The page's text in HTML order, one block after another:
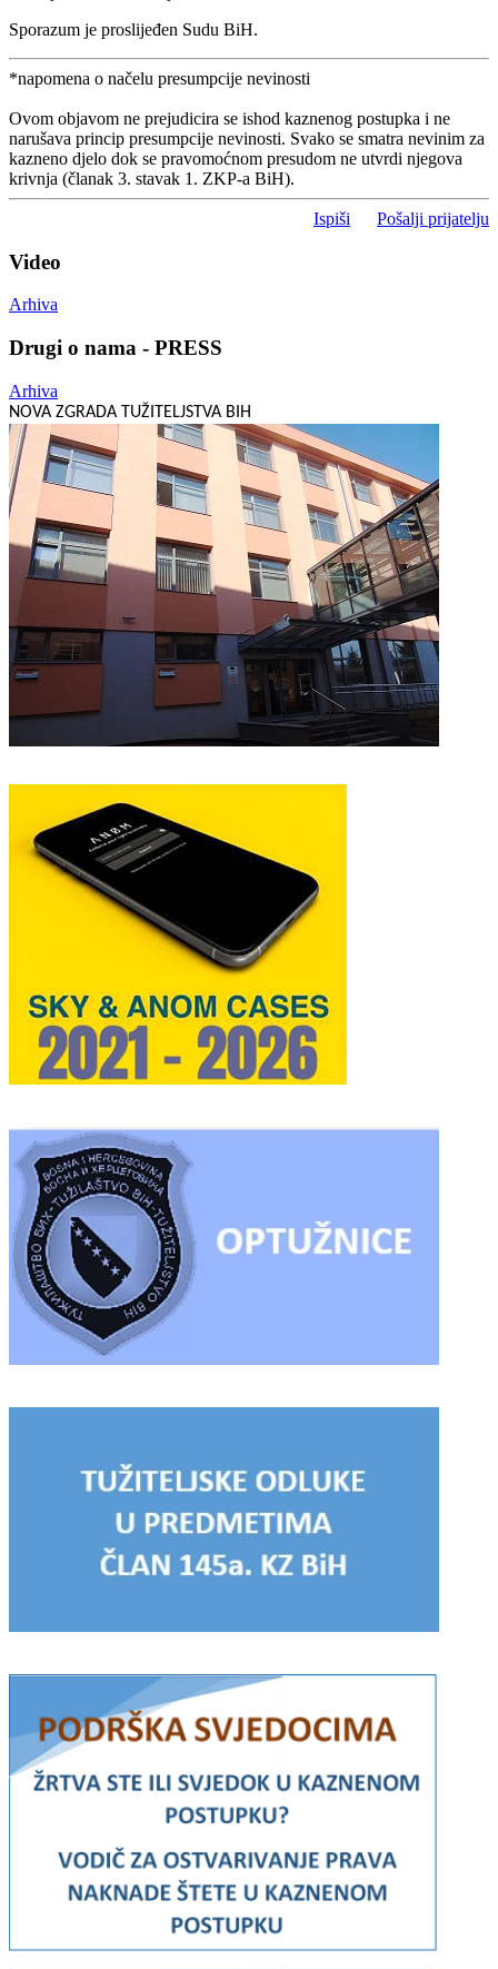
Sporazum je proslijeđen Sudu BiH.
*napomena o načelu presumpcije nevinosti
Ovom objavom ne prejudicira se ishod kaznenog postupka i ne
narušava princip presumpcije nevinosti. Svako se smatra nevinim za
kazneno djelo dok se pravomoćnom presudom ne utvrdi njegova
krivnja (članak 3. stavak 1. ZKP-a BiH).
Ispiši Pošalji prijatelju
Video
Arhiva
Drugi o nama - PRESS
Arhiva
NOVA ZGRADA TUŽITELJSTVA BIH